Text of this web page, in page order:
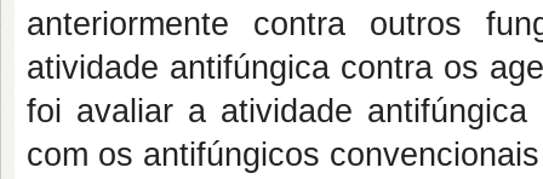
anteriormente contra outros
atividade antifúngica contra os
foi avaliar a atividade
com os antifúngicos